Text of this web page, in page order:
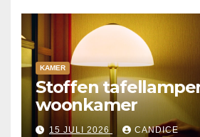
KAMER
Stoffen
woonkamer
15 JULI 2026 CANDICE